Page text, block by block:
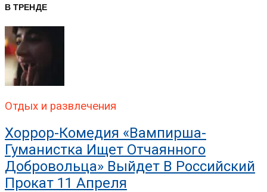
В ТРЕНДЕ
Отдых и развлечения
Хоррор-Комедия «Вампирша-
Гуманистка Ищет Отчаянного
Добровольца» Выйдет В Российский
Прокат 11 Апреля